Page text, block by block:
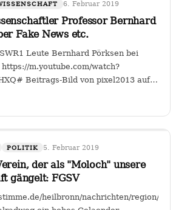
6. Februar 2019
Professor Bernhard
Fake News etc.
Leute Bernhard Pörksen bei
https://m.youtube.com/watch?
Beitrags-Bild von pixel2013 auf
POLITIK 5. Februar 2019
der als "Moloch" unsere
gängelt: FGSV
heilbronn/nachrichten/region/Warum-